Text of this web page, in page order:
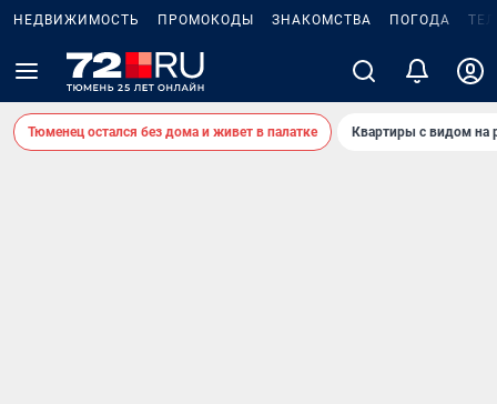
НЕДВИЖИМОСТЬ ПРОМОКОДЫ ЗНАКОМСТВА ПОГОДА
Тюменец остался без дома и живет в палатке Квартиры с видом на